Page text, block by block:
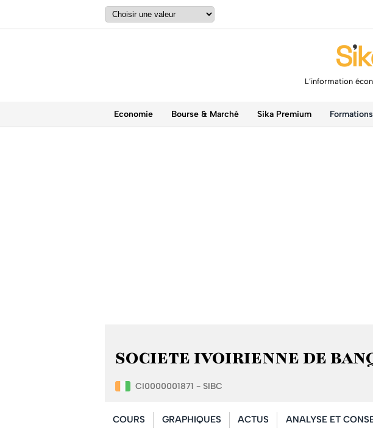
L’information
Economie Bourse & Marché Sika Premium Formations
SOCIETE IVOIRIENNE DE
CI0000001871 - SIBC
COURS GRAPHIQUES ACTUS ANALYSE ET